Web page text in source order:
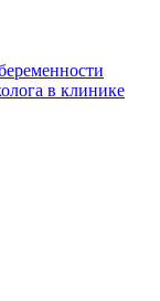
в клинике